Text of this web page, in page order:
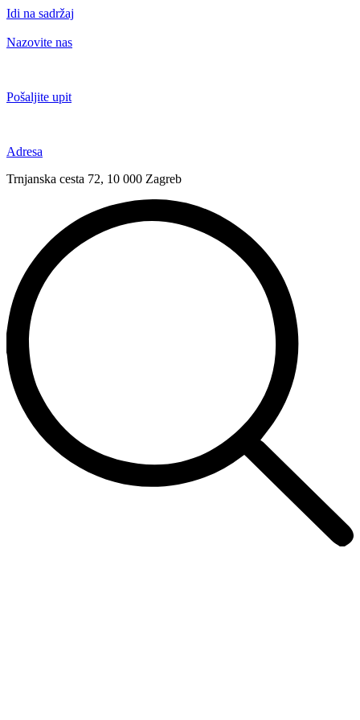
Idi na sadržaj
Nazovite nas
Pošaljite upit
Adresa
Trnjanska cesta 72, 10 000 Zagreb